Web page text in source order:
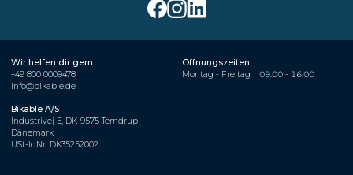
Wir helfen dir gern
+49 800 0009478
info@bikable.de
Öffnungszeiten
Montag - Freitag
09:00 - 16:00
Bikable A/S
Industrivej 5, DK-9575 Terndrup
Dänemark
USt-IdNr. DK35252002